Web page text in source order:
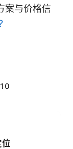
案与价格信